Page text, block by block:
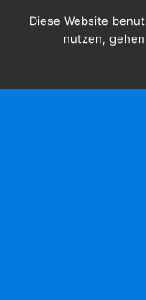
Diese Website
nutzen,